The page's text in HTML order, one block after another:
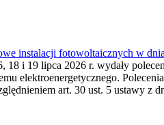
instalacji fotowoltaicznych w
i 19 lipca 2026 r. wydały
elektroenergetycznego.
art. 30 ust. 5 ustawy z